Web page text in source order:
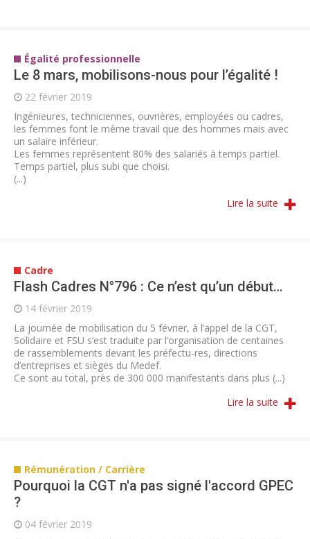
Égalité professionnelle
Le 8 mars, mobilisons-nous pour l’égalité !
22 février 2019
Ingénieures, techniciennes, ouvrières, employées ou cadres,
les femmes font le même travail que des hommes mais avec
un salaire inférieur.
Les femmes représentent 80% des salariés à temps partiel.
Temps partiel, plus subi que choisi.
(...)
Lire la suite
Cadre
Flash Cadres N°796 : Ce n’est qu’un début…
14 février 2019
La journée de mobilisation du 5 février, à l’appel de la CGT,
Solidaire et FSU s’est traduite par l’organisation de centaines
de rassemblements devant les préfectu-res, directions
d’entreprises et sièges du Medef.
Ce sont au total, près de 300 000 manifestants dans plus (...)
Lire la suite
Rémunération / Carrière
Pourquoi la CGT n'a pas signé l'accord GPEC
?
04 février 2019